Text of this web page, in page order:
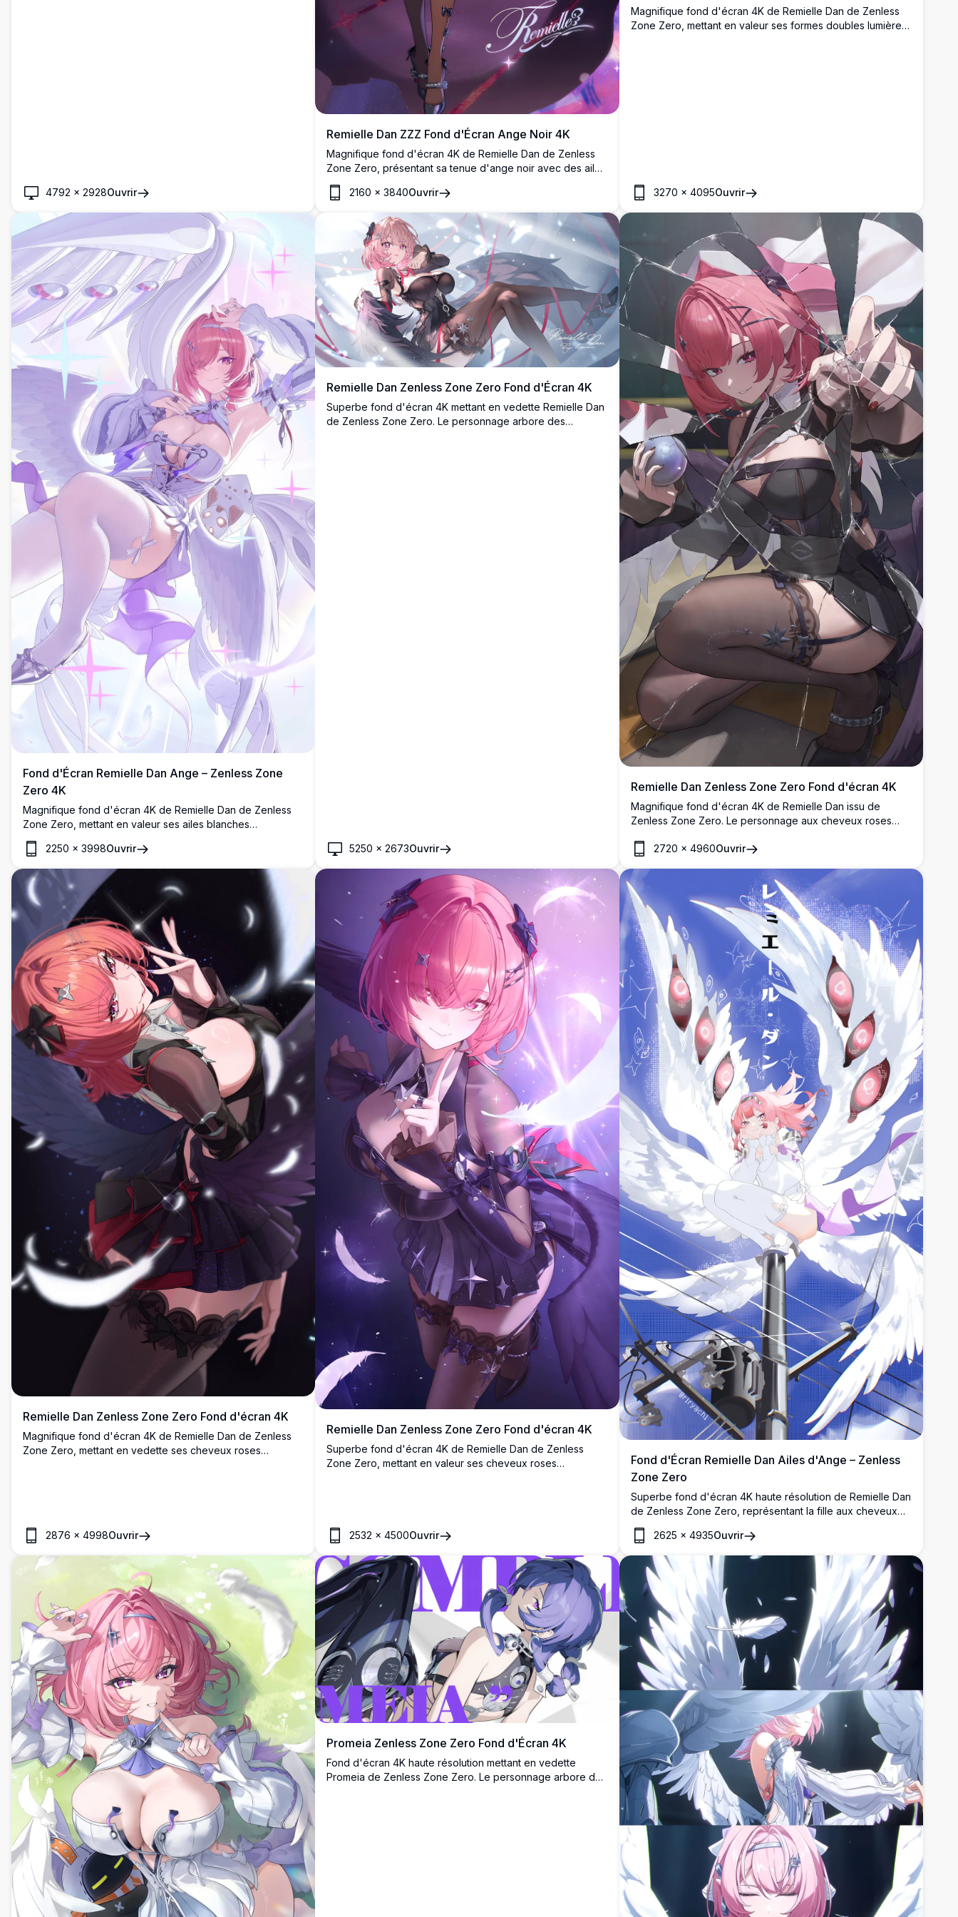
4792 × 2928Ouvrir
Remielle Dan ZZZ Fond d'Écran Ange Noir 4K
Magnifique fond d'écran 4K de Remielle Dan de Zenless
Zone Zero, présentant sa tenue d'ange noir avec des ailes
noires, des cheveux roses et un style de mode gothique
sur un fond dramatique aux tons violets.
2160 ×3840Ouvrir
Magnifique fond d'écran 4K de Remielle Dan de Zenless
Zone Zero, mettant en valeur ses formes doubles lumière
3270 × 4095Ouvrir
Fond d'Écran Remielle Dan Ange – Zenless Zone
Zero 4K
Magnifique fond d'écran 4K de Remielle Dan de Zenless
Zone Zero, mettant en valeur ses ailes blanches
angéliques, sa tenue violette élégante et des étincelles
radieuses dans un superbe style d'art fantastique en haute
résolution.
2250 × 3998Ouvrir
Remielle Dan Zenless Zone Zero Fond d'Écran 4K
Superbe fond d'écran 4K mettant en vedette Remielle Dan
de Zenless Zone Zero. Le personnage arbore des
5250 ×2673Ouvrir
Remielle Dan Zenless Zone Zero Fond d'écran 4K
Magnifique fond d'écran 4K de Remielle Dan issu de
Zenless Zone Zero. Le personnage aux cheveux roses
de verre brisé dans un style d'art anime haute résolution
2720 × 4960Ouvrir
Remielle Dan Zenless Zone Zero Fond d'écran 4K
Magnifique fond d'écran 4K de Remielle Dan de Zenless
Zone Zero, mettant en vedette ses cheveux roses
2876 × 4998Ouvrir
Remielle Dan Zenless Zone Zero Fond d'écran 4K
Superbe fond d'écran 4K de Remielle Dan de Zenless
Zone Zero, mettant en valeur ses cheveux roses
2532 ×4500Ouvrir
Fond d'Écran Remielle Dan Ailes d'Ange – Zenless
Zone Zero
Superbe fond d'écran 4K haute résolution de Remielle Dan
de Zenless Zone Zero, représentant la fille aux cheveux
roses perchée sur un poteau électrique avec d'immenses
ailes blanches et des yeux mystiques lumineux sous un ciel
bleu éclatant.
2625 × 4935Ouvrir
Promeia Zenless Zone Zero Fond d'Écran 4K
Fond d'écran 4K haute résolution mettant en vedette
Promeia de Zenless Zone Zero. Le personnage arbore des